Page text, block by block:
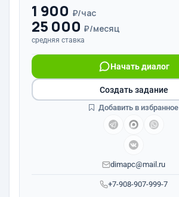
1 900 ₽/час
25 000 ₽/месяц
средняя ставка
+7-908-907-999-7
Начать диалог
dimapc@mail.ru
Создать задание
Добавить в избранное